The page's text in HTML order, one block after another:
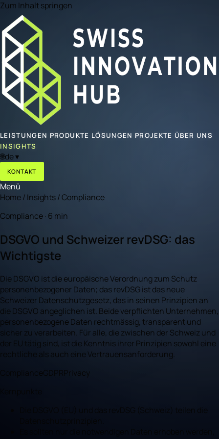
Zum Inhalt springen
LEISTUNGEN PRODUKTE LÖSUNGEN PROJEKTE ÜBER UNS
INSIGHTS
🌐de▾
KONTAKT
Menü
Home/ Insights/Compliance
Compliance · 6 min
DSGVO und Schweizer revDSG: das
Wichtigste
Die DSGVO ist die europäische Verordnung zum Schutz
personenbezogener Daten; das revDSG ist das neue
Schweizer Datenschutzgesetz, das in seinen Prinzipien an
die DSGVO angeglichen ist. Beide verpflichten Unternehmen,
personenbezogene Daten rechtmässig, transparent und
sicher zu verarbeiten. Für alle, die zwischen der Schweiz und
der EU tätig sind, ist die Kenntnis ihrer Prinzipien sowohl eine
rechtliche als auch eine Vertrauensanforderung.
ComplianceGDPRPrivacy
Die DSGVO (EU) und das revDSG (Schweiz) teilen die